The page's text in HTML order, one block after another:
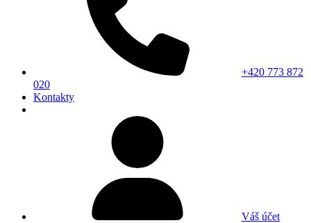
+420 773 872
020
Kontakty
Váš účet